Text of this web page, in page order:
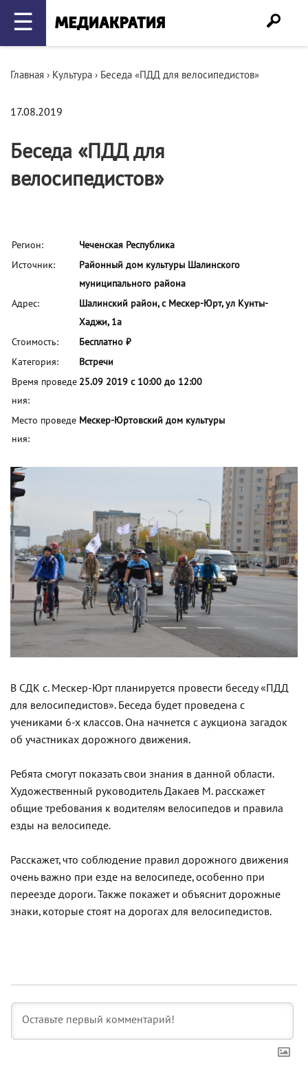
☰
Главная › Культура › Беседа «ПДД для велосипедистов»
17.08.2019
Беседа «ПДД для
велосипедистов»
Регион:
Чеченская Республика
Источник:
Районный дом культуры Шалинского
муниципального района
Адрес:
Шалинский район, с Мескер-Юрт, ул Кунты-
Хаджи, 1а
Стоимость:
Бесплатно ₽
Категория:
Встречи
Время проведе
ния:
25.09 2019 с 10:00 до 12:00
Место проведе
ния:
Мескер-Юртовский дом культуры
В СДК с. Мескер-Юрт планируется провести беседу «ПДД
для велосипедистов». Беседа будет проведена с
учениками 6-х классов. Она начнется с аукциона загадок
об участниках дорожного движения.
Ребята смогут показать свои знания в данной области.
Художественный руководитель Дакаев М. расскажет
общие требования к водителям велосипедов и правила
езды на велосипеде.
Расскажет, что соблюдение правил дорожного движения
очень важно при езде на велосипеде, особенно при
переезде дороги. Также покажет и объяснит дорожные
знаки, которые стоят на дорогах для велосипедистов.